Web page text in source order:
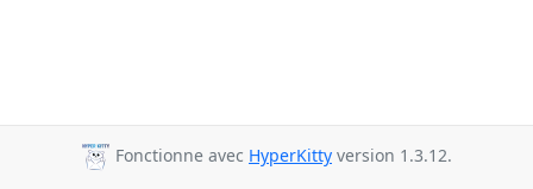
Fonctionne avec HyperKitty version 1.3.12.